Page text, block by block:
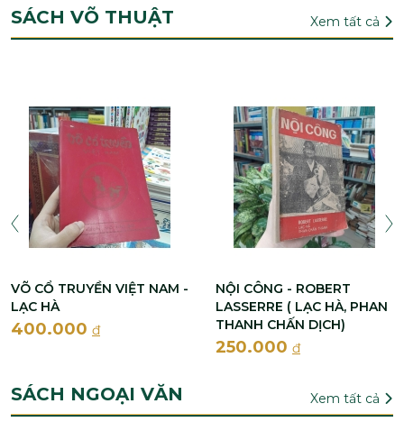
SÁCH VÕ THUẬT Xem tất cả
VÕ CỔ TRUYỀN VIỆT NAM -
LẠC HÀ
400.000 đ
NỘI CÔNG - ROBERT
LASSERRE ( LẠC HÀ, PHAN
THANH CHẤN DỊCH)
250.000 đ
SÁCH NGOẠI VĂN Xem tất cả